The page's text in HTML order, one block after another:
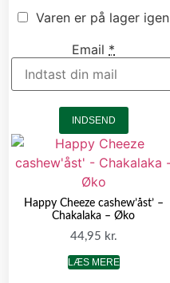
Varen er på lager igen
Email *
INDSEND
Happy Cheeze cashew’åst’ –
Chakalaka – Øko
44,95 kr.
LÆS MERE